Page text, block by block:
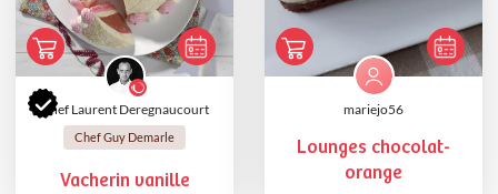
Chef Laurent Deregnaucourt
Chef Guy Demarle
Vacherin vanille
mariejo56
Lounges chocolat-
orange